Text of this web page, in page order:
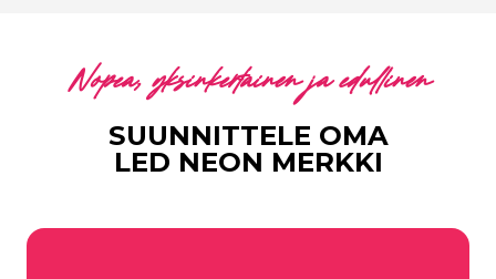
Nopea, yksinkertainen ja edullinen
SUUNNITTELE OMA
LED NEON MERKKI